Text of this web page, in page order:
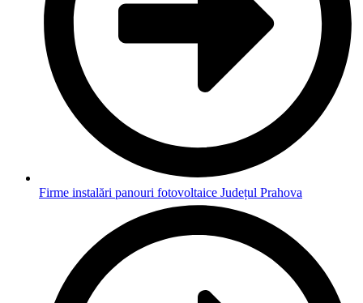
Firme instalări panouri fotovoltaice Județul Prahova